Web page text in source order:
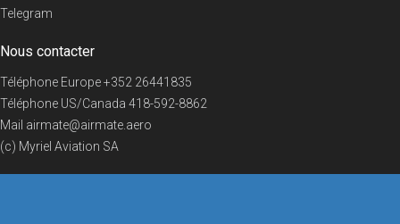
Telegram
Nous contacter
Téléphone Europe+352 26441835
Téléphone US/Canada 418-592-8862
Mail airmate@airmate.aero
(c) Myriel Aviation SA